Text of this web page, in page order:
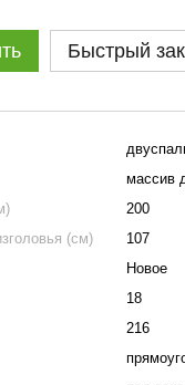
Быстрый
массив
200
(см)
107
Новое
18
216